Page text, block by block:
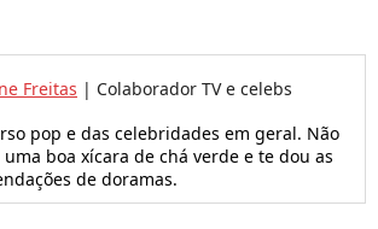
Freitas | Colaborador TV e celebs
pop e das celebridades em geral. Não
boa xícara de chá verde e te dou as
de doramas.